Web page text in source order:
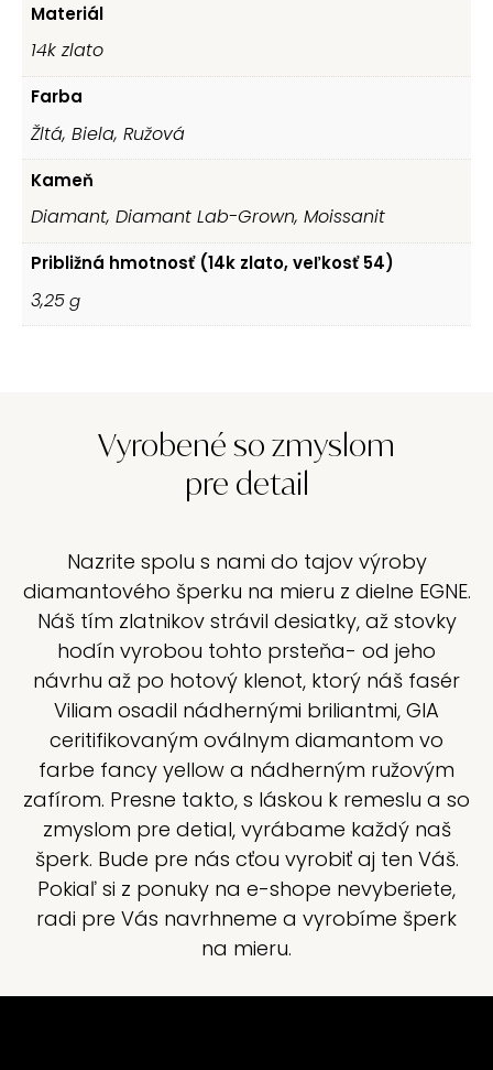
Materiál
14k zlato
Farba
Žltá, Biela, Ružová
Kameň
Diamant, Diamant Lab-Grown, Moissanit
Približná hmotnosť (14k zlato, veľkosť 54)
3,25g
Vyrobené so zmyslom
pre detail
Nazrite spolu s nami do tajov výroby
diamantového šperku na mieru z dielne EGNE.
Náš tím zlatnikov strávil desiatky, až stovky
hodín vyrobou tohto prsteňa- od jeho
návrhu až po hotový klenot, ktorý náš fasér
Viliam osadil nádhernými briliantmi, GIA
ceritifikovaným oválnym diamantom vo
farbe fancy yellow a nádherným ružovým
zafírom. Presne takto, s láskou k remeslu a so
zmyslom pre detial, vyrábame každý naš
šperk. Bude pre nás cťou vyrobiť aj ten Váš.
Pokiaľ si z ponuky na e-shope nevyberiete,
radi pre Vás navrhneme a vyrobíme šperk
na mieru.